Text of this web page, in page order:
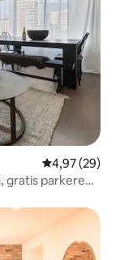
Gemiddelde
4,97 (29)
gratis parkeren